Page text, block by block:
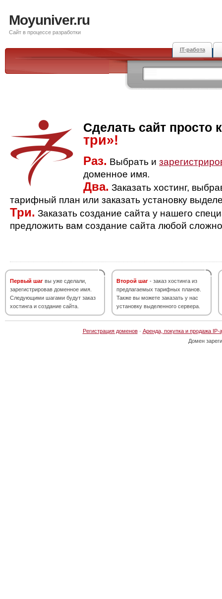
Moyuniver.ru
Сайт в процессе разработки
IT-работа
Сделать сайт просто
три»!
Раз. Выбрать и
доменное имя.
Два. Заказать хостинг,
тарифный план или заказать установку
Три. Заказать создание сайта у нашего
предложить вам создание сайта любой
Первый шаг вы уже сделали,
зарегистрировав доменное имя.
Следующими шагами будут заказ
хостинга и создание сайта.
Второй шаг - заказ хостинга из
предлагаемых тарифных планов.
Также вы можете заказать у нас
установку выделенного сервера.
Регистрация доменов· Аренда, покупка и продажа IP-
Домен